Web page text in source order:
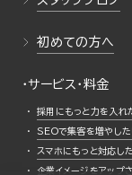
初めての方へ
・サービス・料金
採用にもっと力を入れ
SEOで集客を増やした
スマホにもっと対応し
企業イメージをアップ